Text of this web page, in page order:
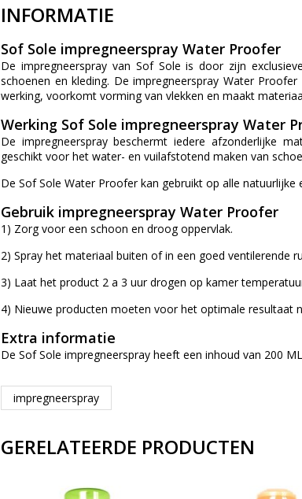
INFORMATIE
Sof Sole impregneerspray Water Proofer
De impregneerspray van Sof Sole is door zijn
schoenen en kleding. De impregneerspray Water
werking, voorkomt vorming van vlekken en maakt
Werking Sof Sole impregneerspray Water
De impregneerspray beschermt iedere afzonderlijke
geschikt voor het water- en vuilafstotend maken van
De Sof Sole Water Proofer kan gebruikt op alle
Gebruik impregneerspray Water Proofer
1) Zorg voor een schoon en droog oppervlak.
2) Spray het materiaal buiten of in een goed ventilerende
3) Laat het product 2 a 3 uur drogen op kamer
4) Nieuwe producten moeten voor het optimale resultaat
Extra informatie
De Sof Sole impregneerspray heeft een inhoud van 200
impregneerspray
GERELATEERDE PRODUCTEN